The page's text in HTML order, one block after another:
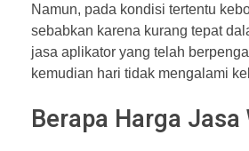
Namun, pada kondisi tertentu
sebabkan karena kurang tepat
jasa aplikator yang telah
kemudian hari tidak mengalami
Berapa Harga